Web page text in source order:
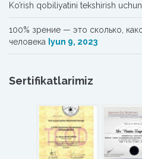
Ko’rish qobiliyatini tekshirish
100% зрение — это сколько,
человека Iyun 9, 2023
Sertifikatlarimiz